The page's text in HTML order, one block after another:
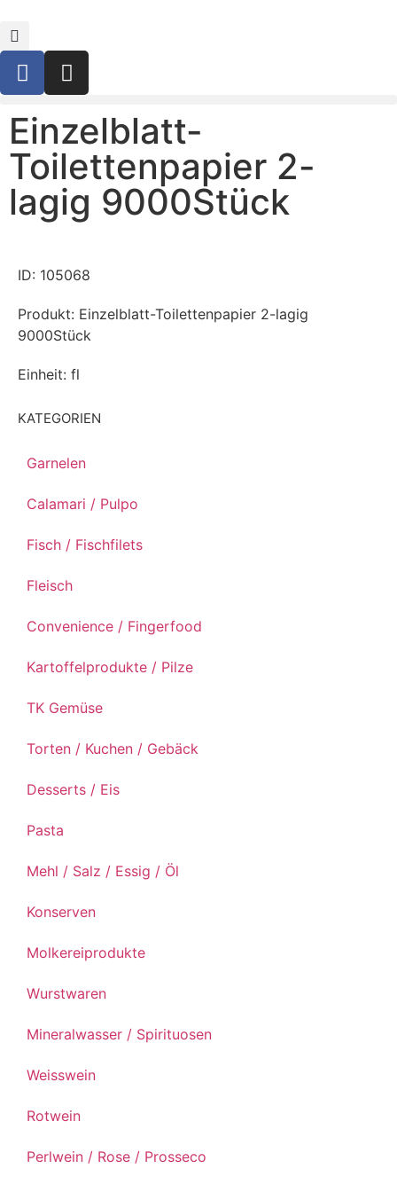
Einzelblatt-
Toilettenpapier 2-
lagig 9000Stück
KATEGORIEN
Garnelen
Calamari / Pulpo
Fisch / Fischfilets
Fleisch
Convenience / Fingerfood
Kartoffelprodukte / Pilze
TK Gemüse
Torten / Kuchen / Gebäck
Desserts / Eis
Pasta
Mehl / Salz / Essig / Öl
Konserven
Molkereiprodukte
Wurstwaren
Mineralwasser / Spirituosen
Weisswein
Rotwein
Perlwein / Rose / Prosseco
ID: 105068
Produkt: Einzelblatt-Toilettenpapier 2-lagig
9000Stück
Einheit: fl